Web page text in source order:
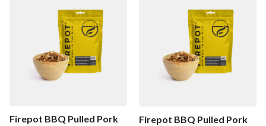
Firepot BBQ Pulled Pork
Firepot BBQ Pulled Pork